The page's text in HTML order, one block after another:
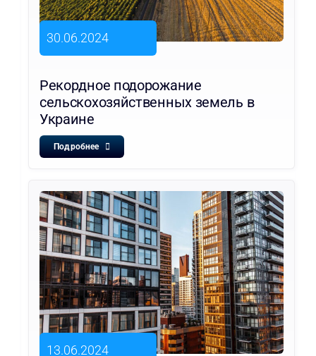
30.06.2024
Рекордное подорожание
сельскохозяйственных земель в
Украине
Подробнее
13.06.2024